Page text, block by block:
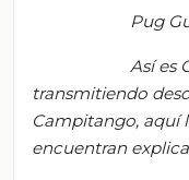
Pug
Así es
transmitiendo
Campitango, aquí
encuentran